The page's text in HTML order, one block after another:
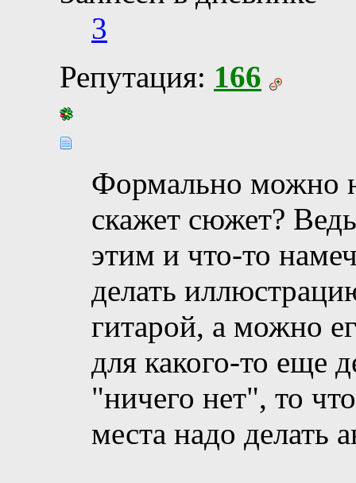
3
Репутация: 166
Формально можно
скажет сюжет?
этим и что-то
делать
гитарой, а можно
для какого-то еще
"ничего нет", то
места надо делать